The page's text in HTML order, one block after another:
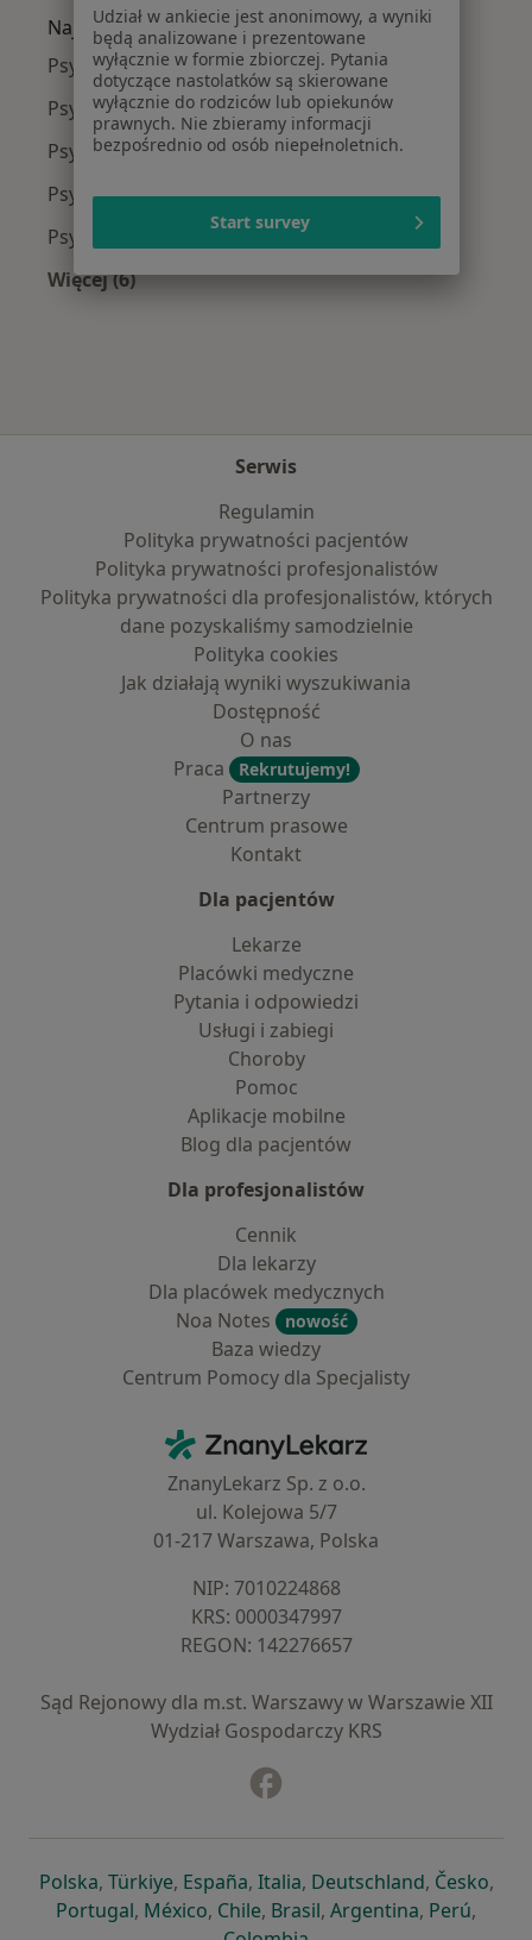
Najpopularniejsze ubezpieczenia
Psychiatrzy z Medicover w Warszawie
Psychiatrzy z Allianz w Warszawie
Psychiatrzy z INTER Polska w Warszawie
Psychiatrzy z Signal Iduna w Warszawie
Psychiatrzy z Compensa w Warszawie
Więcej (6)
Serwis
Regulamin
Polityka prywatności pacjentów
Polityka prywatności profesjonalistów
Polityka prywatności dla profesjonalistów, których
dane pozyskaliśmy samodzielnie
Polityka cookies
Jak działają wyniki wyszukiwania
Dostępność
O nas
Praca
Rekrutujemy!
Partnerzy
Centrum prasowe
Kontakt
Dla pacjentów
Lekarze
Placówki medyczne
Pytania i odpowiedzi
Usługi i zabiegi
Choroby
Pomoc
Aplikacje mobilne
Blog dla pacjentów
Dla profesjonalistów
Cennik
Dla lekarzy
Dla placówek medycznych
Noa Notes
nowość
Baza wiedzy
Centrum Pomocy dla Specjalisty
ZnanyLekarz - Strona główna
ZnanyLekarz Sp. z o.o.
ul. Kolejowa 5/7
01-217 Warszawa, Polska
NIP: ⁠7010224868
KRS: ⁠0000347997
REGON: ⁠142276657
Sąd Rejonowy dla m.st. Warszawy w Warszawie XII
Wydział Gospodarczy KRS
Polskaotwiera się w nowej karcie
, Türkiyeotwiera się w nowej karcie
, Españaotwiera się w nowej karcie
, Italiaotwiera się w nowej
, Deutschlandotwiera się
, Česko,
Portugalotwiera się w nowej karcie
, Méxicootwiera się w nowej karcie
, Chileotwiera się w nowej karcie
, Brasilotwiera się w nowej
, Argentinaotwiera się
, Perú,
Udział w ankiecie jest anonimowy, a wyniki
będą analizowane i prezentowane
wyłącznie w formie zbiorczej. Pytania
dotyczące nastolatków są skierowane
wyłącznie do rodziców lub opiekunów
prawnych. Nie zbieramy informacji
bezpośrednio od osób niepełnoletnich.
Start survey